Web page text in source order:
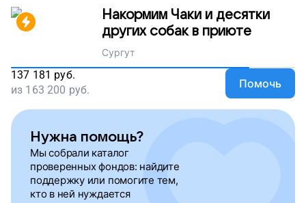
Накормим Чаки и десятки
других собак в приюте
Сургут
137 181 руб.
из 163 200 руб. Помочь
Нужна помощь?
Мы собрали каталог
проверенных фондов: найдите
поддержку или помогите тем,
кто в ней нуждается